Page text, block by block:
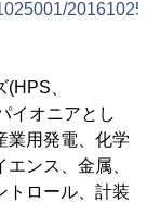
、
イオニアとし
業用発電、化学
ンス、金属、
トロール、計装